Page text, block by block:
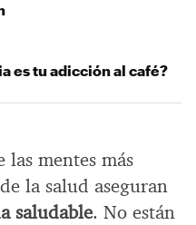
las mentes más
la salud aseguran
saludable. No están
es tu adicción al café?